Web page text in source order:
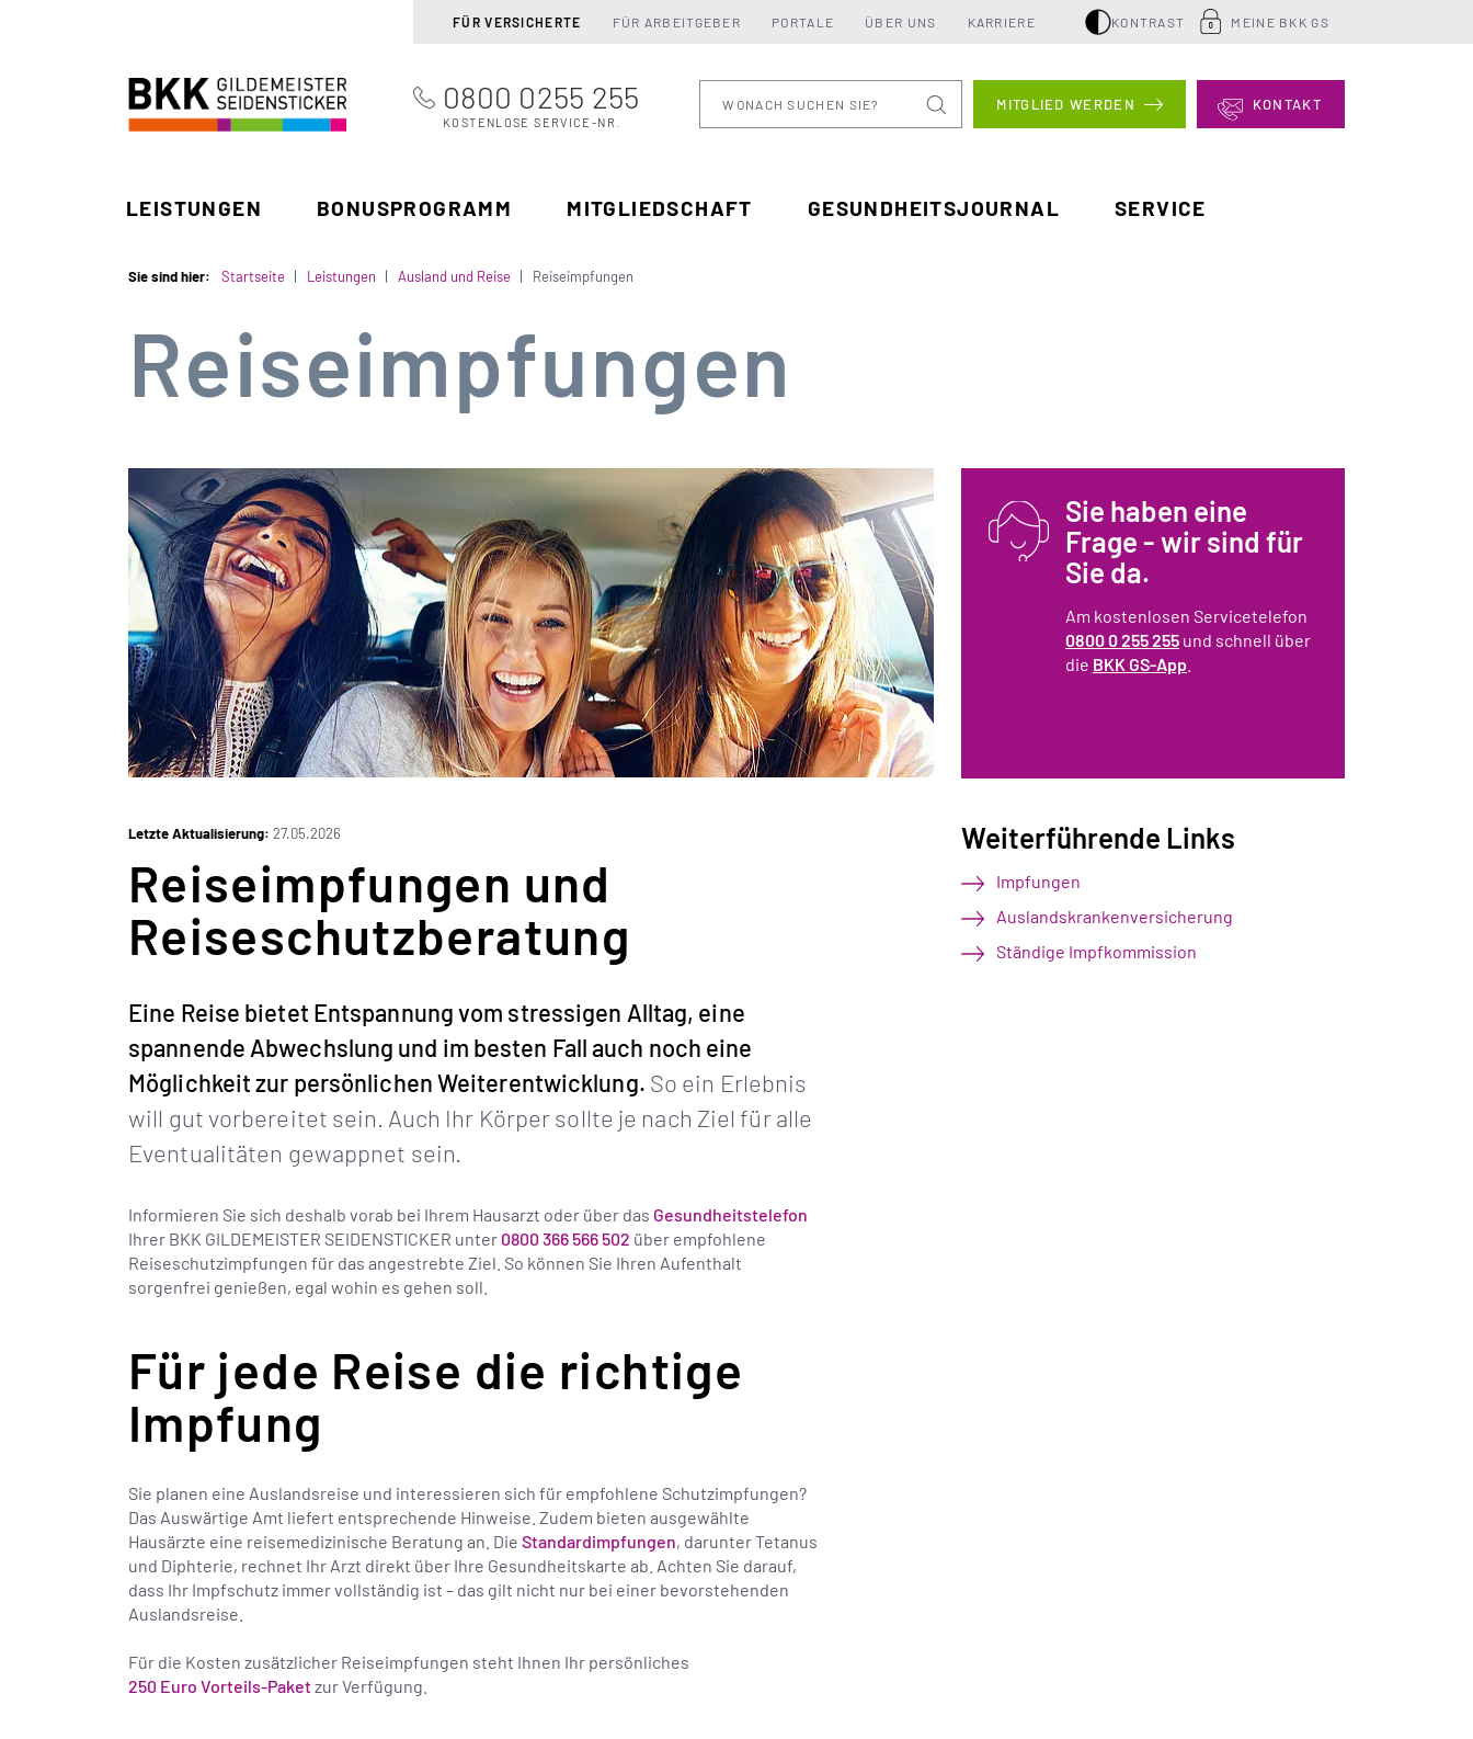
FÜR VERSICHERTE FÜR ARBEITGEBER PORTALE ÜBER UNS KARRIERE KONTRAST MEINE BKK GS
BKK Gildemeister
Seidensticker
0800 0255 255
KOSTENLOSE SERVICE-NR.
Suchen MITGLIED WERDEN KONTAKT
LEISTUNGEN BONUSPROGRAMM MITGLIEDSCHAFT GESUNDHEITSJOURNAL SERVICE
Sie sind hier: Startseite Leistungen Ausland und Reise Reiseimpfungen
Reiseimpfungen
Letzte Aktualisierung: 27.05.2026
Reiseimpfungen und
Reiseschutzberatung
Eine Reise bietet Entspannung vom stressigen Alltag, eine
spannende Abwechslung und im besten Fall auch noch eine
Möglichkeit zur persönlichen Weiterentwicklung. So ein Erlebnis
will gut vorbereitet sein. Auch Ihr Körper sollte je nach Ziel für alle
Eventualitäten gewappnet sein.
Informieren Sie sich deshalb vorab bei Ihrem Hausarzt oder über das Gesundheitstelefon
Ihrer BKK GILDEMEISTER SEIDENSTICKER unter 0800 366 566 502 über empfohlene
Reiseschutzimpfungen für das angestrebte Ziel. So können Sie Ihren Aufenthalt
sorgenfrei genießen, egal wohin es gehen soll.
Für jede Reise die richtige
Impfung
Sie planen eine Auslandsreise und interessieren sich für empfohlene Schutzimpfungen?
Das Auswärtige Amt liefert entsprechende Hinweise. Zudem bieten ausgewählte
Hausärzte eine reisemedizinische Beratung an. Die Standardimpfungen, darunter Tetanus
und Diphterie, rechnet Ihr Arzt direkt über Ihre Gesundheitskarte ab. Achten Sie darauf,
dass Ihr Impfschutz immer vollständig ist – das gilt nicht nur bei einer bevorstehenden
Auslandsreise.
Für die Kosten zusätzlicher Reiseimpfungen steht Ihnen Ihr persönliches
250 Euro Vorteils-Paketzur Verfügung.
Sie haben eine
Frage - wir sind für
Sie da.
Am kostenlosen Servicetelefon
0800 0 255 255 und schnell über
die BKK GS-App.
Weiterführende Links
Impfungen
Auslandskrankenversicherung
Ständige Impfkommission
iStock.com/FlamingoImages